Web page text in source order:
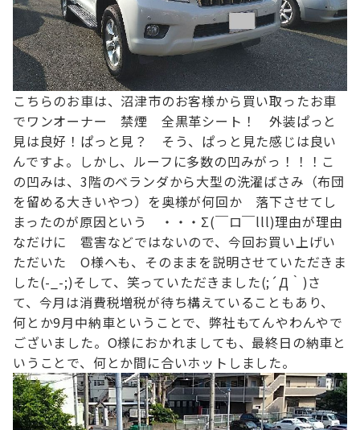
こちらのお車は、沼津市のお客様から買い取ったお車
でワンオーナー 禁煙 全黒革シート！ 外装ぱっと
見は良好！ ぱっと見？ そう、ぱっと見た感じは良い
んですよ。 しかし、ルーフに多数の凹みがっ！！！ こ
の凹みは、3階のベランダから大型の洗濯ばさみ（布団
を留める大きいやつ）を奥様が何回か 落下させてし
まったのが原因という ・・・Σ(￣ロ￣lll)理由が理由
なだけに 雹害などではないので、 今回お買い上げい
ただいた O様へも、そのままを説明させていただきま
した(-_-;)そして、笑っていただきました(;´Д｀)さ
て、今月は消費税増税が待ち構えていることもあり、
何とか9月中納車ということで、弊社もてんやわんやで
ございました。 O様におかれましても、最終日の納車と
いうことで、何とか間に合いホットしました。